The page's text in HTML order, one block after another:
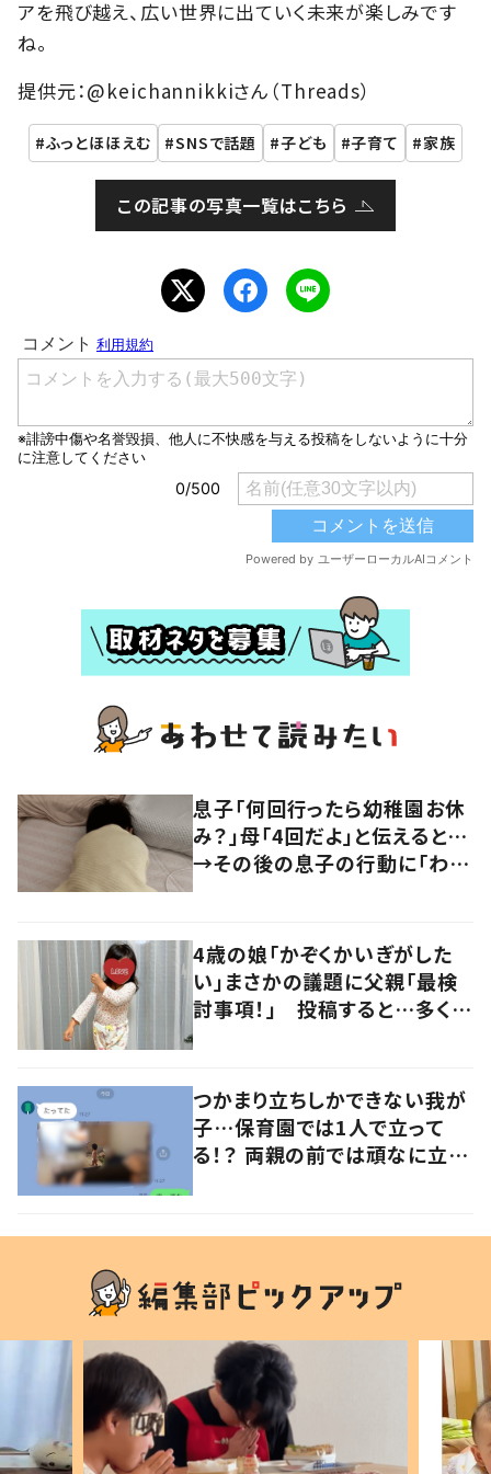
アを飛び越え、広い世界に出ていく未来が楽しみです
ね。
提供元：@keichannikkiさん（Threads）
ふっとほほえむ SNSで話題 子ども 子育て 家族
この記事の写真一覧はこちら
息子「何回行ったら幼稚園お休
み？」母「4回だよ」と伝えると…
→その後の息子の行動に「わか
4歳の娘「かぞくかいぎがした
い」まさかの議題に父親「最検
討事項！」 投稿すると…多くの
つかまり立ちしかできない我が
子…保育園では1人で立って
る！？ 両親の前では頑なに立た